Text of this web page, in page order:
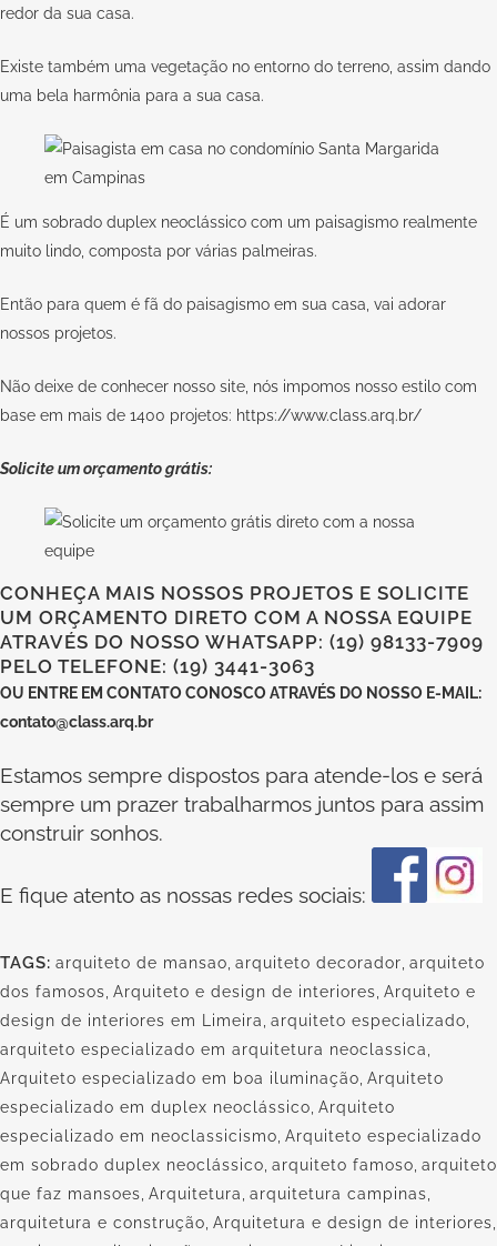
redor da sua casa.
Existe também uma vegetação no entorno do terreno, assim dando
uma bela harmônia para a sua casa.
É um sobrado duplex neoclássico com um paisagismo realmente
muito lindo, composta por várias palmeiras.
Então para quem é fã do paisagismo em sua casa, vai adorar
nossos projetos.
Não deixe de conhecer nosso site, nós impomos nosso estilo com
base em mais de 1400 projetos: https://www.class.arq.br/
Solicite um orçamento grátis:
CONHEÇA MAIS NOSSOS PROJETOS E SOLICITE
UM ORÇAMENTO DIRETO COM A NOSSA EQUIPE
ATRAVÉS DO NOSSO WHATSAPP: (19) 98133-7909
PELO TELEFONE: (19) 3441-3063
OU ENTRE EM CONTATO CONOSCOATRAVÉS DO NOSSO E-MAIL:
contato@class.arq.br
Estamos sempre dispostos para atende-los e será
sempre um prazer trabalharmos juntos para assim
construir sonhos.
E fique atento as nossas redes sociais:
TAGS: arquiteto de mansao arquiteto decorador arquiteto
dos famosos Arquiteto e design de interiores Arquiteto e
design de interiores em Limeira arquiteto especializado
arquiteto especializado em arquitetura neoclassica
Arquiteto especializado em boa iluminação Arquiteto
especializado em duplex neoclássico Arquiteto
especializado em neoclassicismo Arquiteto especializado
em sobrado duplex neoclássico arquiteto famoso arquiteto
que faz mansoes Arquitetura arquitetura campinas
arquitetura e construção Arquitetura e design de interiores